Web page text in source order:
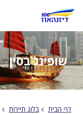
שופינג בסין
דף הבית בלוג תיירות